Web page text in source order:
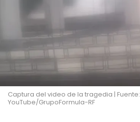
Captura del video de la tragedia | Fuente:
YouTube/GrupoFormula-RF